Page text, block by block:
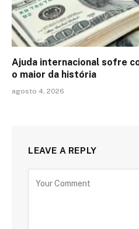
Ajuda internacional sofre
o maior da história
agosto 4, 2026
LEAVE A REPLY